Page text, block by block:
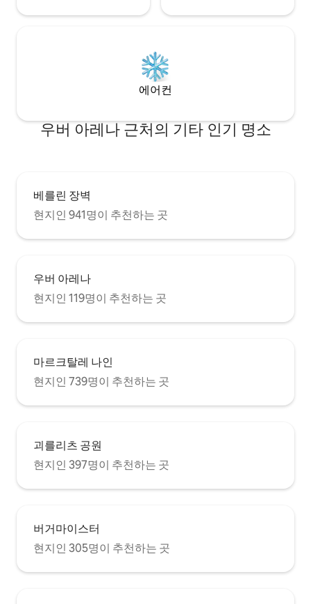
입니다. 이 친구 로케이션 스카우트가 영화
지, 주전자 등 다양한 주방 기기, 실용적인
세탁기 등 편안함과 웰빙을 위한 시설이 마
련되어 있습니다. 초고속 무선 랜과 케이블
연결이 가능한 TV는 빠른 인터넷 연결과 즐
당에는 두 개의 놀이터가 있습니다. 아이들
과 함께 오시는 경우 즐길 수 있습니다. 그리
은 장소입니다. 모든 방은 광활한 디자인으
로 특징지어져 있어 명확함을 창출하고 자
유로운 공간을 제공합니다. 뮌헨 출신의 화
그림은 기분을 좋게 하고 예술적으로 영감
지고 있습니다. 옷감 인쇄업자와 양모 염색
업자의 건조 잉디밭에 위치한 이 건물은
1911년 예술 운동 양식으로 지어졌습니다.
당시 세입자들은 장인, 상인, 군 장교였습니
Konservenfabrik GmbH)은 건물의 두 개
의 횡단 건물에 자리잡았습니다. 건물 바로
뒤에는 1817년에 베를린 최초의 군사 교육
및 수영 시설인 플루스 강변 수영장이 설립
영장들의 모습을 형성했습니다. 이 수영장
들은 기둥 위에 지어졌으며 눈리들로부터
보호받는 수영장을 가지고 있었습니다. 수
지만, 설립 당시의 원래 매력은 지금까지 잃
하는 침대세(관광세)를 부과하고 있음을 알
려드립니다. 안타깝게도 이 금액은 현장에
서 현금으로 받아야 합니다(영수증 제공).
아파트 전체, 안뜰 및 수상 테라스 저는 두
에어컨
우버 아레나 근처의 기타 인기 명소
베를린 장벽
현지인 941명이 추천하는 곳
우버 아레나
현지인 119명이 추천하는 곳
마르크탈레 나인
현지인 739명이 추천하는 곳
괴를리츠 공원
현지인 397명이 추천하는 곳
버거마이스터
현지인 305명이 추천하는 곳